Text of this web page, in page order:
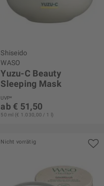
Shiseido
WASO
Yuzu-C Beauty
Sleeping Mask
UVP*
ab € 51,50
50 ml (€ 1.030,00 / 1 l)
Nicht vorrätig